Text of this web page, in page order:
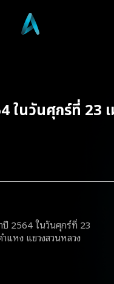
นวันศุกร์ที่ 23
ปี 2564 ในวันศุกร์ที่ 23
ำแหง แขวงสวนหลวง